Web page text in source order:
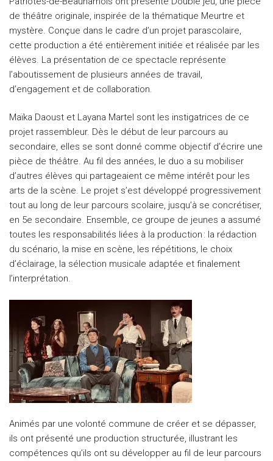
de théâtre originale, inspirée de la thématique Meurtre et
mystère. Conçue dans le cadre d’un projet parascolaire,
cette production a été entièrement initiée et réalisée par les
élèves. La présentation de ce spectacle représente
l’aboutissement de plusieurs années de travail,
d’engagement et de collaboration.
Maïka Daoust et Layana Martel sont les instigatrices de ce
projet rassembleur. Dès le début de leur parcours au
secondaire, elles se sont donné comme objectif d’écrire une
pièce de théâtre. Au fil des années, le duo a su mobiliser
d’autres élèves qui partageaient ce même intérêt pour les
arts de la scène. Le projet s’est développé progressivement
tout au long de leur parcours scolaire, jusqu’à se concrétiser,
en 5e secondaire. Ensemble, ce groupe de jeunes a assumé
toutes les responsabilités liées à la production : la rédaction
du scénario, la mise en scène, les répétitions, le choix
d’éclairage, la sélection musicale adaptée et finalement
l’interprétation.
Animés par une volonté commune de créer et se dépasser,
ils ont présenté une production structurée, illustrant les
compétences qu’ils ont su développer au fil de leur parcours